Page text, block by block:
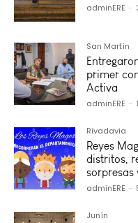
adminERE -
San Martín
primer
Activa
adminERE -
Rivadavia
Reyes
distritos,
sorpresas
adminERE -
Junín